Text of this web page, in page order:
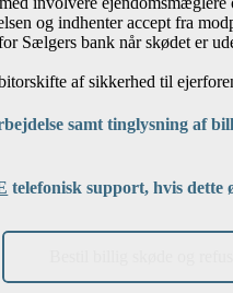
og indhenter accept fra
Sælgers bank når skødet er
af sikkerhed til
samt tinglysning af
telefonisk support, hvis dette